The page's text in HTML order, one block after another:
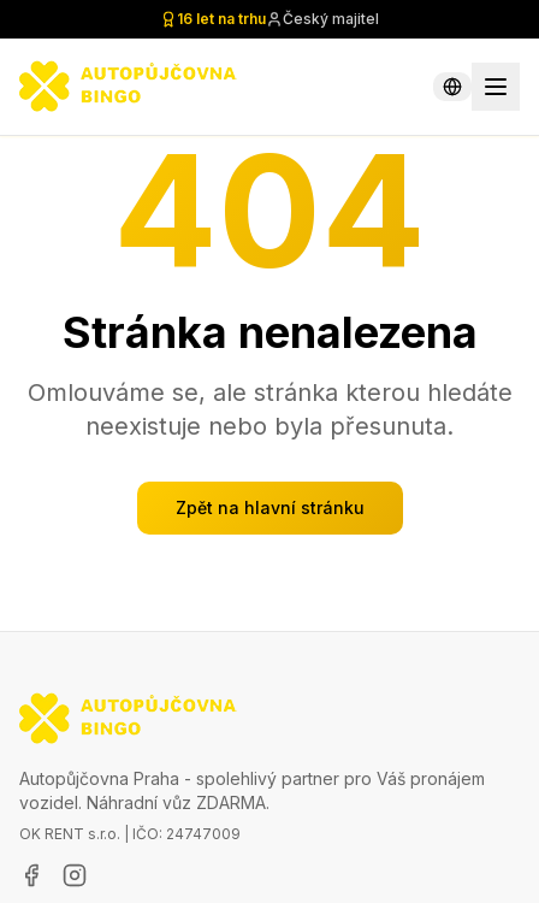
16 let na trhu Český majitel
404
Stránka nenalezena
Omlouváme se, ale stránka kterou hledáte
neexistuje nebo byla přesunuta.
Zpět na hlavní stránku
Autopůjčovna Praha - spolehlivý partner pro Váš pronájem
vozidel. Náhradní vůz ZDARMA.
OK RENT s.r.o. | IČO: 24747009